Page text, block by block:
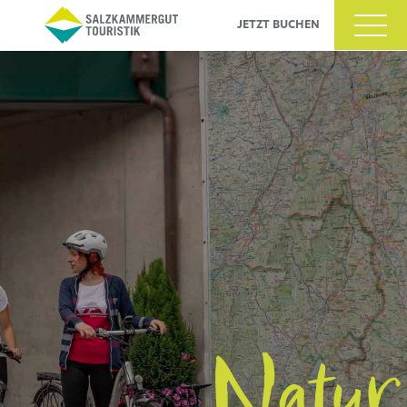
JETZT BUCHEN